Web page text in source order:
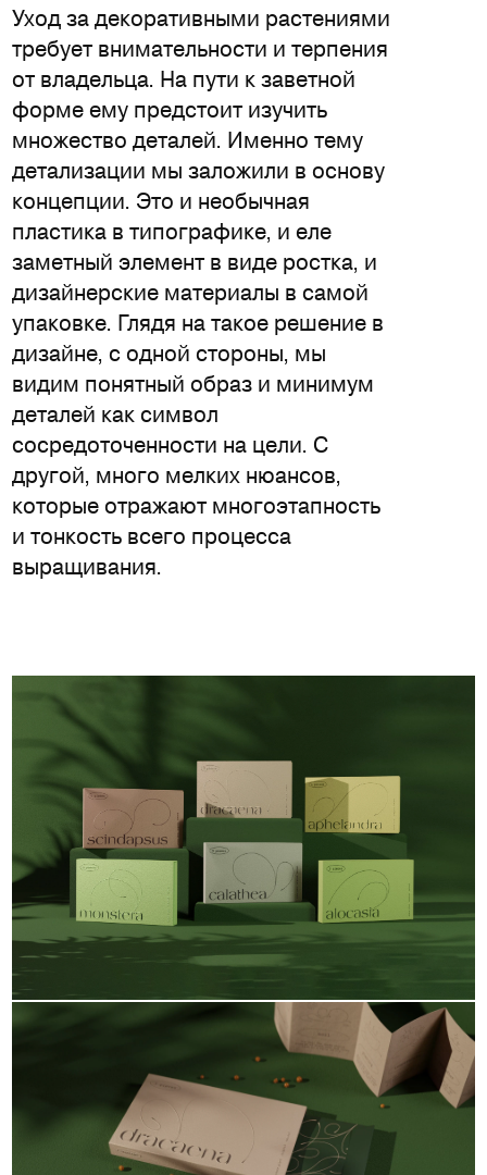
Уход за декоративными растениями
требует внимательности и терпения
от владельца. На пути к заветной
форме ему предстоит изучить
множество деталей. Именно тему
детализации мы заложили в основу
концепции. Это и необычная
пластика в типографике, и еле
заметный элемент в виде ростка, и
дизайнерские материалы в самой
упаковке. Глядя на такое решение в
дизайне, с одной стороны, мы
видим понятный образ и минимум
деталей как символ
сосредоточенности на цели. С
другой, много мелких нюансов,
которые отражают многоэтапность
и тонкость всего процесса
выращивания.